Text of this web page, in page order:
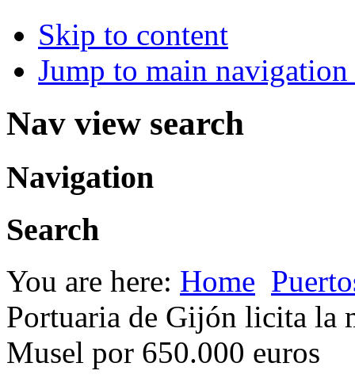
Skip to content
Jump to main
Nav view search
Navigation
Search
You are here: Home
Portuaria de Gijón licita la
Musel por 650.000 euros